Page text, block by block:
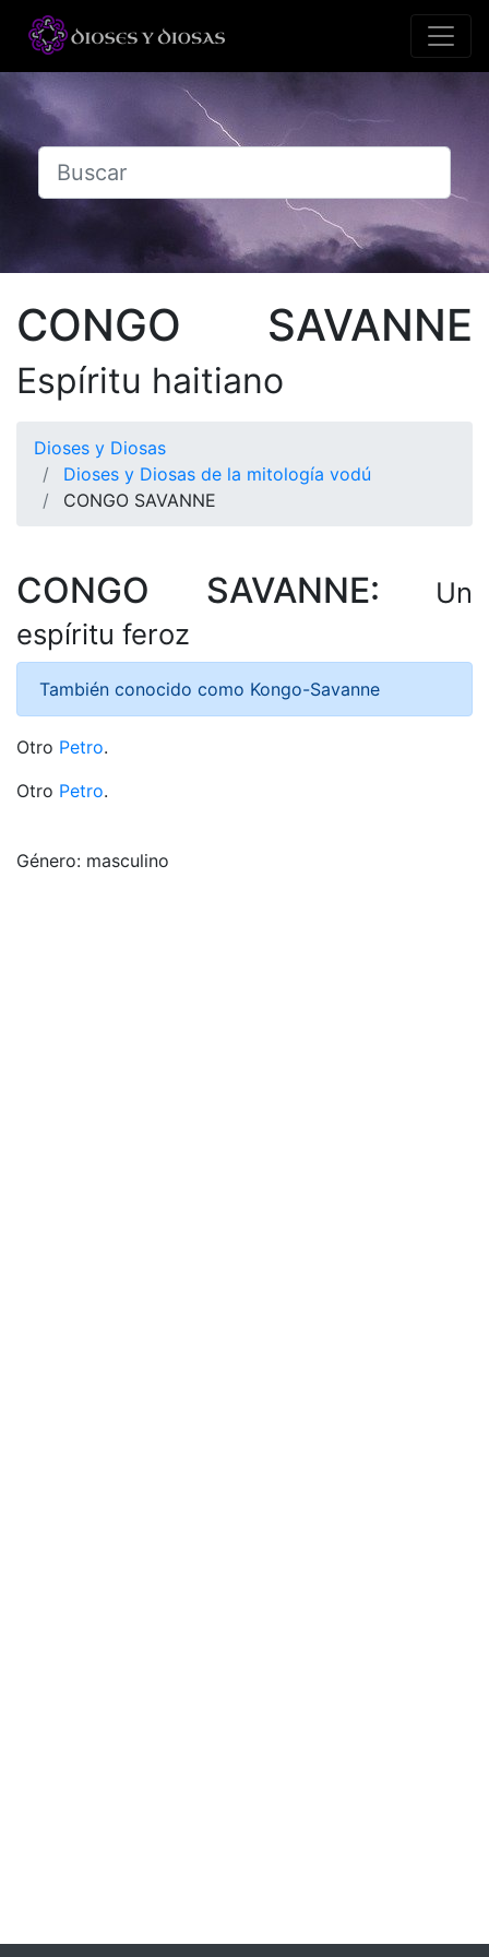
CONGO SAVANNE
Espíritu haitiano
Dioses y Diosas
Dioses y Diosas de la mitología vodú
CONGO SAVANNE
CONGO SAVANNE:
Un
espíritu feroz
También conocido como Kongo-Savanne
Otro Petro.
Otro Petro.
Género: masculino